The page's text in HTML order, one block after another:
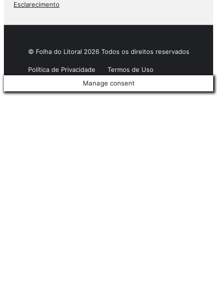
Esclarecimento
© Folha do Litoral 2026 Todos os direitos reservados
Política de Privacidade
Termos de Uso
Manage consent